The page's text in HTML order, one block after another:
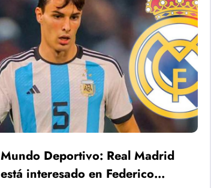
Mundo Deportivo: Real Madrid
está interesado en Federico